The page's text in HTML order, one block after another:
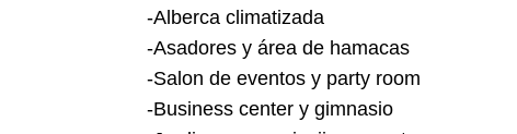
-Alberca climatizada
-Asadores y área de hamacas
-Salon de eventos y party room
-Business center y gimnasio